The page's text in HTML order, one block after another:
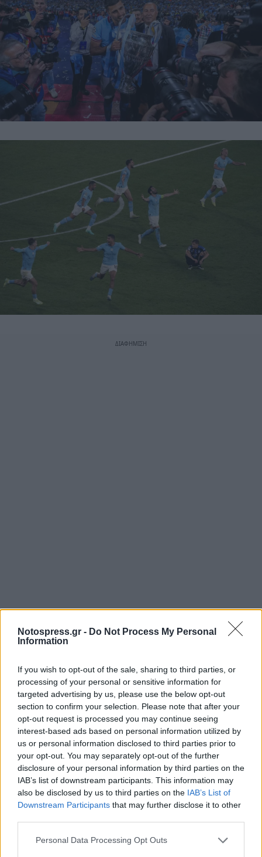
Notospress.gr - Do Not Process My Personal
Information
If you wish to opt-out of the sale, sharing to third parties, or
processing of your personal or sensitive information for
targeted advertising by us, please use the below opt-out
section to confirm your selection. Please note that after your
opt-out request is processed you may continue seeing
interest-based ads based on personal information utilized by
us or personal information disclosed to third parties prior to
your opt-out. You may separately opt-out of the further
disclosure of your personal information by third parties on the
IAB’s list of downstream participants. This information may
also be disclosed by us to third parties on the IAB’s List of
Downstream Participants that may further disclose it to other
Personal Data Processing Opt Outs